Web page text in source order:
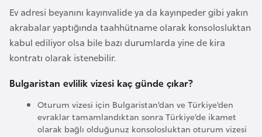
Ev adresi beyanını kayınvalide ya da kayınpeder gibi yakın
akrabalar yaptığında taahhütname olarak konsolosluktan
kabul ediliyor olsa bile bazı durumlarda yine de kira
kontratı olarak istenebilir.
Bulgaristan evlilik vizesi kaç günde çıkar?
Oturum vizesi için Bulgaristan’dan ve Türkiye’den
evraklar tamamlandıktan sonra Türkiye’de ikamet
olarak bağlı olduğunuz konsolosluktan oturum vizesi
e
t
i
e